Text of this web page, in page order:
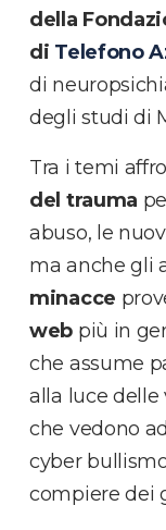
della
di Telefono
di
degli studi di
Tra i temi
del trauma
abuso, le
ma anche gli
minacce
web più in
che assume
alla luce
che vedono
cyber
compiere dei